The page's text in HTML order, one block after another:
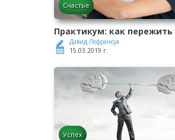
Счастье
Практикум: как
Давид Лефрансуа
15.03.2019 г.
Успех